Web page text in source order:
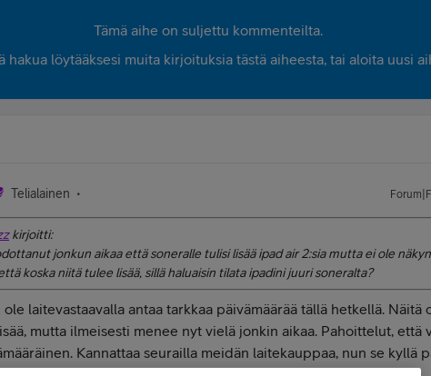
Tämä aihe on suljettu kommenteilta.
hakua löytääksesi muita kirjoituksia tästä aiheesta, tai aloita uusi
Telialainen
kirjoitti:
jonkun aikaa että soneralle tulisi lisää ipad air 2:sia mutta ei ole
koska niitä tulee lisää, sillä haluaisin tilata ipadini juuri soneralta?
ole laitevastaavalla antaa tarkkaa päivämäärää tällä hetkellä. Näitä
mutta ilmeisesti menee nyt vielä jonkin aikaa. Pahoittelut, että
Kannattaa seurailla meidän laitekauppaa, nun se kyllä